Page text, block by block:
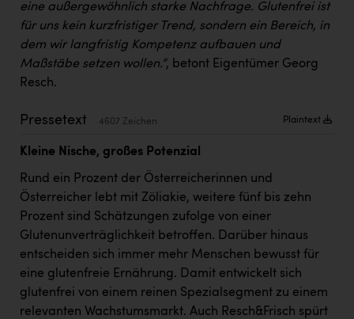
REMAX
RE/MAX Welcome
Resch&Frisch
Ruderclub Wels
SCRI - Salzburg Cancer Research Institute
SCHMACHTL GmbH
Schwingshandl - automation technology gmbh
Smurfit Westrock Nettingsdorf
TCL
eine außergewöhnlich starke Nachfrage. Glutenfrei ist
für uns kein kurzfristiger Trend, sondern ein Bereich, in
dem wir langfristig Kompetenz aufbauen und
Maßstäbe setzen wollen.“, betont Eigentümer Georg
Resch.
Pressetext 4607 Zeichen Plaintext
Kleine Nische, großes Potenzial
Rund ein Prozent der Österreicherinnen und
Österreicher lebt mit Zöliakie, weitere fünf bis zehn
Prozent sind Schätzungen zufolge von einer
Glutenunverträglichkeit betroffen. Darüber hinaus
entscheiden sich immer mehr Menschen bewusst für
eine glutenfreie Ernährung. Damit entwickelt sich
glutenfrei von einem reinen Spezialsegment zu einem
relevanten Wachstumsmarkt. Auch Resch&Frisch spürt